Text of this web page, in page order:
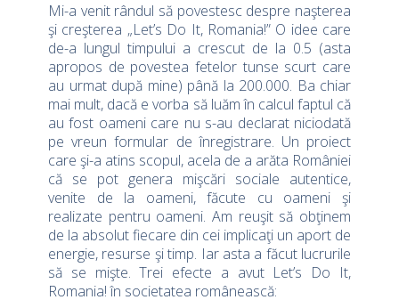
Mi-a venit rândul să povestesc despre naşterea
şi creşterea „Let’s Do It, Romania!” O idee care
de-a lungul timpului a crescut de la 0.5 (asta
apropos de povestea fetelor tunse scurt care
au urmat după mine) până la 200.000. Ba chiar
mai mult, dacă e vorba să luăm în calcul faptul că
au fost oameni care nu s-au declarat niciodată
pe vreun formular de înregistrare. Un proiect
care şi-a atins scopul, acela de a arăta României
că se pot genera mişcări sociale autentice,
venite de la oameni, făcute cu oameni şi
realizate pentru oameni. Am reuşit să obţinem
de la absolut fiecare din cei implicaţi un aport de
energie, resurse şi timp. Iar asta a făcut lucrurile
să se mişte. Trei efecte a avut Let’s Do It,
Romania! în societatea românească: